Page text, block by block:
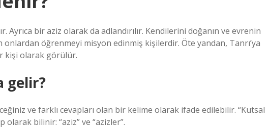
Ayrıca bir aziz olarak da adlandırılır. Kendilerini doğanın ve evrenin
onlardan öğrenmeyi misyon edinmiş kişilerdir. Öte yandan, Tanrı’ya
kişi olarak görülür.
gelir?
ve farklı cevapları olan bir kelime olarak ifade edilebilir. “Kutsal
olarak bilinir: “aziz” ve “azizler”.